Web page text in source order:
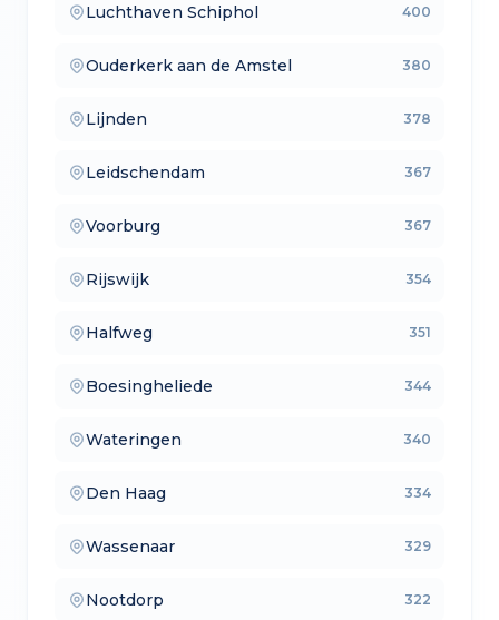
Luchthaven Schiphol
— aankoopmakelaars 400
Ouderkerk aan de Amstel
— lokale makelaars 380
Lijnden
— makelaars vergelijken 378
Leidschendam
— verkoopmakelaars 367
Voorburg
— aankoopmakelaars 367
Rijswijk
— lokale makelaars 354
Halfweg
— makelaars vergelijken 351
Boesingheliede
— verkoopmakelaars 344
Wateringen
— aankoopmakelaars 340
Den Haag
— lokale makelaars 334
Wassenaar
— makelaars vergelijken 329
Nootdorp
— verkoopmakelaars 322